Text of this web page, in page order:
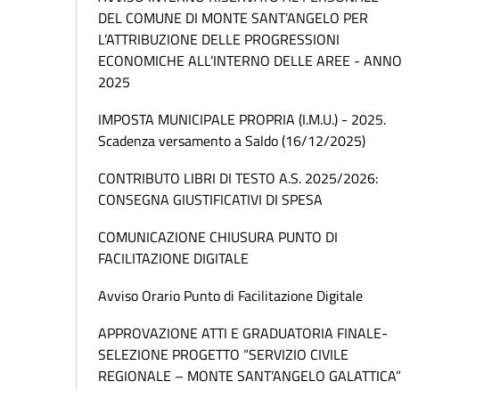
DEL COMUNE DI MONTE SANT’ANGELO PER
L’ATTRIBUZIONE DELLE PROGRESSIONI
ECONOMICHE ALL’INTERNO DELLE AREE - ANNO
2025
IMPOSTA MUNICIPALE PROPRIA (I.M.U.) - 2025.
Scadenza versamento a Saldo (16/12/2025)
CONTRIBUTO LIBRI DI TESTO A.S. 2025/2026:
CONSEGNA GIUSTIFICATIVI DI SPESA
COMUNICAZIONE CHIUSURA PUNTO DI
FACILITAZIONE DIGITALE
Avviso Orario Punto di Facilitazione Digitale
APPROVAZIONE ATTI E GRADUATORIA FINALE-
SELEZIONE PROGETTO “SERVIZIO CIVILE
REGIONALE – MONTE SANT’ANGELO GALATTICA”